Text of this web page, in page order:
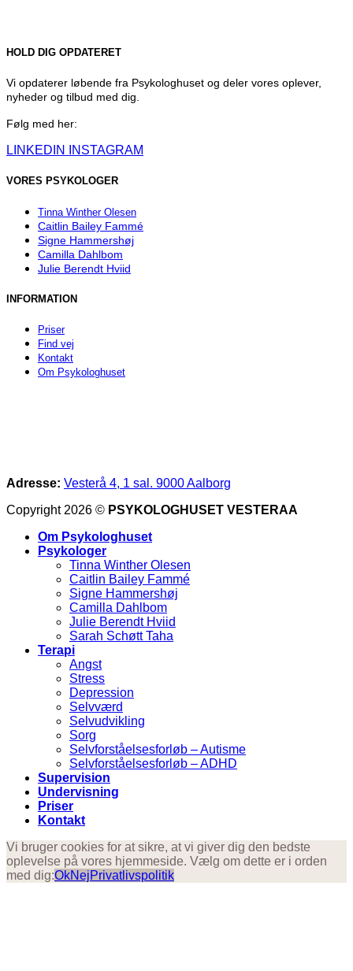
HOLD DIG OPDATERET
Vi opdaterer løbende fra Psykologhuset og deler vores oplever,
nyheder og tilbud med dig.
Følg med her:
LINKEDIN INSTAGRAM
VORES PSYKOLOGER
Tinna Winther Olesen
Caitlin Bailey Fammé
Signe Hammershøj
Camilla Dahlbom
Julie Berendt Hviid
INFORMATION
Priser
Find vej
Kontakt
Om Psykologhuset
Adresse: Vesterå 4, 1 sal. 9000 Aalborg
Copyright 2026 © PSYKOLOGHUSET VESTERAA
Om Psykologhuset
Psykologer
Tinna Winther Olesen
Caitlin Bailey Fammé
Signe Hammershøj
Camilla Dahlbom
Julie Berendt Hviid
Sarah Schøtt Taha
Terapi
Angst
Stress
Depression
Selvværd
Selvudvikling
Sorg
Selvforståelsesforløb – Autisme
Selvforståelsesforløb – ADHD
Supervision
Undervisning
Priser
Kontakt
Vi bruger cookies for at sikre, at vi giver dig den bedste
oplevelse på vores hjemmeside. Vælg om dette er i orden
med dig:OkNejPrivatlivspolitik